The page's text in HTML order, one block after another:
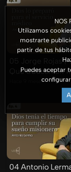
NOS
Utilizamos
mostrarte
partir de tus
Puedes aceptar
05 Jorge Rojas |
Que Educan en
Hace 9 meses
04 Antonio